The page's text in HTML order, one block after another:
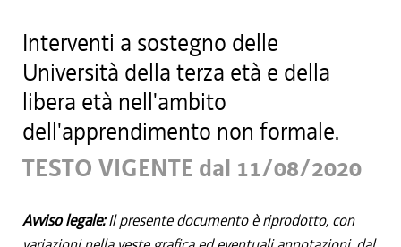
Interventi a sostegno delle
Università della terza età e della
libera età nell'ambito
dell'apprendimento non formale.
TESTO VIGENTE dal 11/08/2020
Avviso legale:Il presente documento è riprodotto, con